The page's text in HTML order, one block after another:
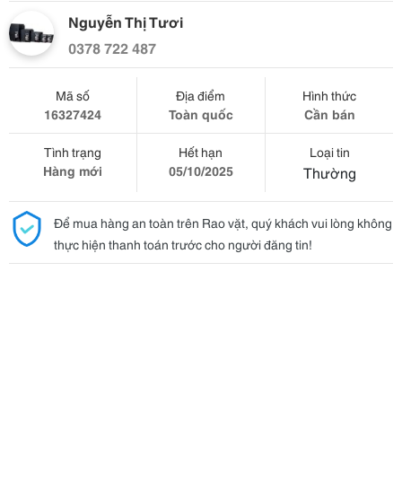
Nguyễn Thị Tươi
0378 722 487
Mã số
16327424
Địa điểm
Toàn quốc
Hình thức
Cần bán
Tình trạng
Hàng mới
Hết hạn
05/10/2025
Loại tin
Thường
Để mua hàng an toàn trên Rao vặt, quý khách vui lòng không
thực hiện thanh toán trước cho người đăng tin!